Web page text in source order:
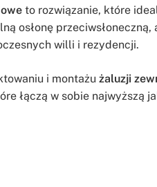
to rozwiązanie, które
osłonę
willi i rezydencji.
i montażu żaluzji
łączą w sobie najwyższą